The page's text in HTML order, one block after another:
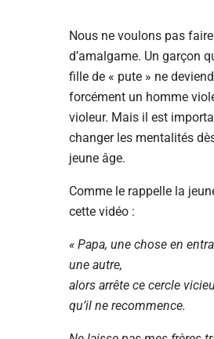
Nous ne voulons pas faire
d’amalgame. Un garçon
fille de « pute » ne
forcément un homme
violeur. Mais il est
changer les mentalités
jeune âge.
Comme le rappelle la
cette vidéo :
« Papa, une chose en
une autre,
alors arrête ce cercle
qu’il ne recommence.